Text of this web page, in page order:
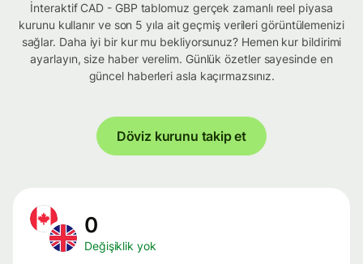
İnteraktif CAD - GBP tablomuz gerçek zamanlı reel piyasa
kurunu kullanır ve son 5 yıla ait geçmiş verileri görüntülemenizi
sağlar. Daha iyi bir kur mu bekliyorsunuz? Hemen kur bildirimi
ayarlayın, size haber verelim. Günlük özetler sayesinde en
güncel haberleri asla kaçırmazsınız.
Döviz kurunu takip et
0
Değişiklik yok